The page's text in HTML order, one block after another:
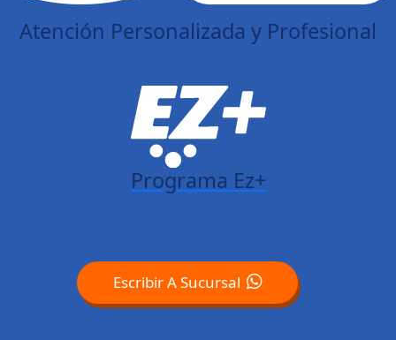
Atención Personalizada y Profesional
Programa Ez+
Escribir A Sucursal